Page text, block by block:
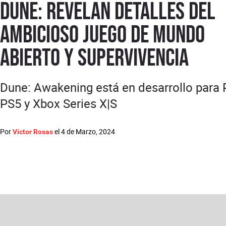
Dune: revelan detalles del
ambicioso juego de mundo
abierto y supervivencia
PorVíctor Rosasel4 de Marzo, 2024
Dune: Awakening está en desarrollo para
PS5 y Xbox Series X|S